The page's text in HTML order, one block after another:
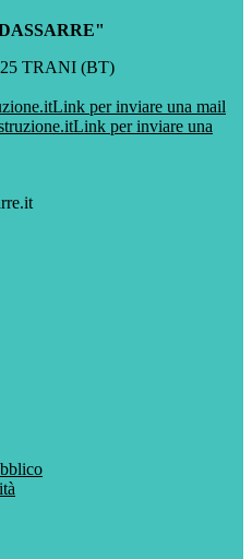
TRANI (BT)
Link per inviare una mail
Link per inviare una